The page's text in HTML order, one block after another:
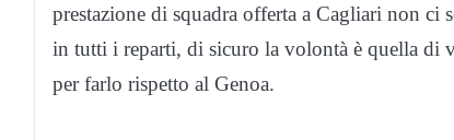
prestazione di squadra offerta a Cagliari non ci
in tutti i reparti, di sicuro la volontà è quella di
per farlo rispetto al Genoa.